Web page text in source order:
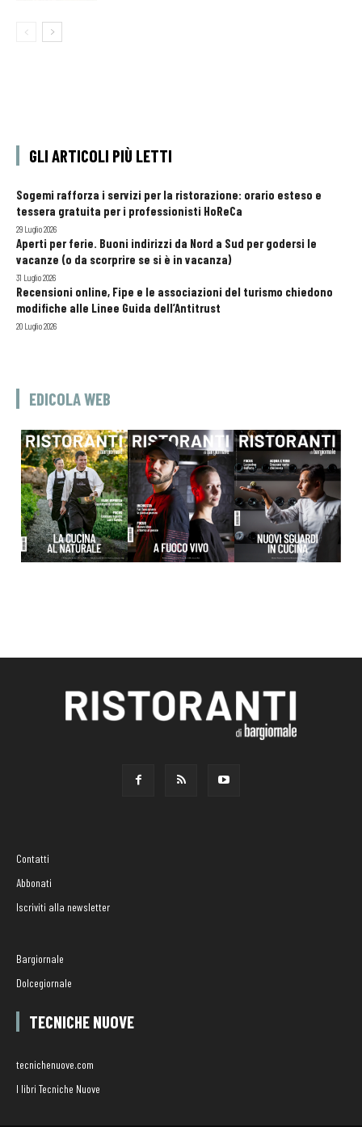
GLI ARTICOLI PIÙ LETTI
Sogemi rafforza i servizi per la ristorazione: orario esteso e
tessera gratuita per i professionisti HoReCa
29 Luglio 2026
Aperti per ferie. Buoni indirizzi da Nord a Sud per godersi le
vacanze (o da scorprire se si è in vacanza)
31 Luglio 2026
Recensioni online, Fipe e le associazioni del turismo chiedono
modifiche alle Linee Guida dell’Antitrust
20 Luglio 2026
EDICOLA WEB
Contatti
Abbonati
Iscriviti alla newsletter
Bargiornale
Dolcegiornale
TECNICHE NUOVE
tecnichenuove.com
I libri Tecniche Nuove